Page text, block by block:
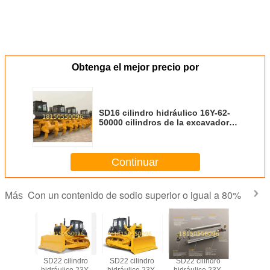
Obtenga el mejor precio por
SD16 cilindro hidráulico 16Y-62-
50000 cilindros de la excavadora
dientes (derecha)
Continuar
Más Con un contenido de sodio superior o igual a 80%
SD16 cilindro
SD22 cilindro
SD22 cilindro